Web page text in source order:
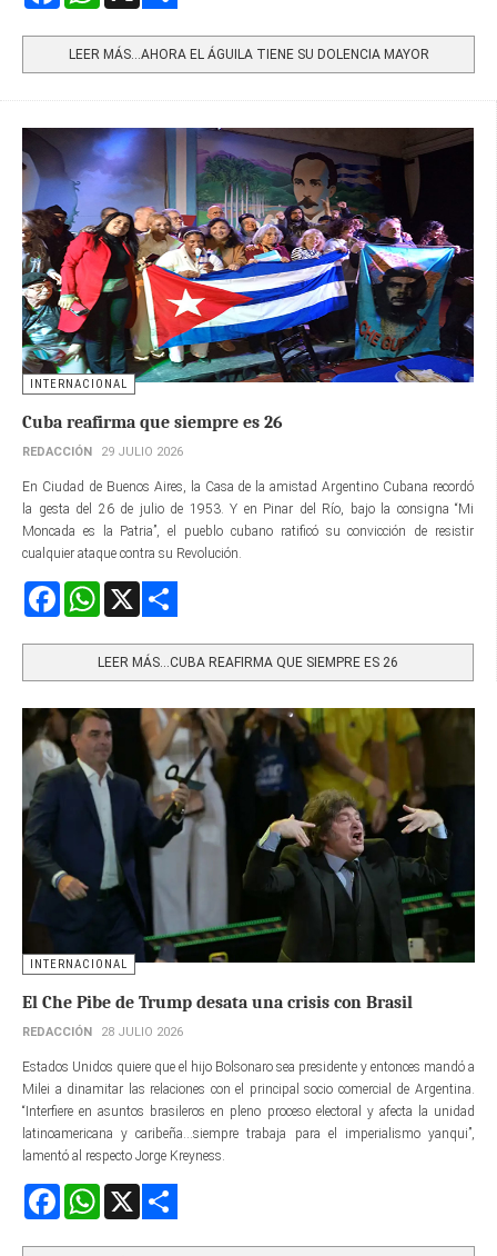
LEER MÁS…AHORA EL ÁGUILA TIENE SU DOLENCIA MAYOR
INTERNACIONAL
Cuba reafirma que siempre es 26
REDACCIÓN 29 JULIO 2026
En Ciudad de Buenos Aires, la Casa de la amistad Argentino Cubana recordó
la gesta del 26 de julio de 1953. Y en Pinar del Río, bajo la consigna “Mi
Moncada es la Patria”, el pueblo cubano ratificó su convicción de resistir
cualquier ataque contra su Revolución.
FacebookWhatsApp
LEER MÁS…CUBA REAFIRMA QUE SIEMPRE ES 26
INTERNACIONAL
El Che Pibe de Trump desata una crisis con Brasil
REDACCIÓN 28 JULIO 2026
Estados Unidos quiere que el hijo Bolsonaro sea presidente y entonces mandó a
Milei a dinamitar las relaciones con el principal socio comercial de Argentina.
“Interfiere en asuntos brasileros en pleno proceso electoral y afecta la unidad
latinoamericana y caribeña...siempre trabaja para el imperialismo yanqui”,
lamentó al respecto Jorge Kreyness.
FacebookWhatsApp